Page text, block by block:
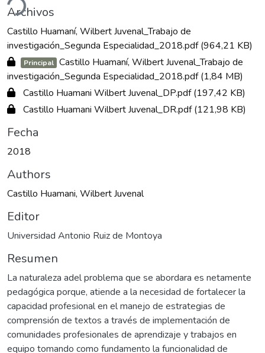
Archivos
Castillo Huamaní, Wilbert Juvenal_Trabajo de
investigación_Segunda Especialidad_2018.pdf(964,21 KB)
Principal Castillo Huamaní, Wilbert Juvenal_Trabajo de
investigación_Segunda Especialidad_2018.pdf(1,84 MB)
Castillo Huamani Wilbert Juvenal_DP.pdf(197,42 KB)
Castillo Huamani Wilbert Juvenal_DR.pdf(121,98 KB)
Fecha
2018
Authors
Castillo Huamani, Wilbert Juvenal
Editor
Universidad Antonio Ruiz de Montoya
Resumen
La naturaleza adel problema que se abordara es netamente
pedagógica porque, atiende a la necesidad de fortalecer la
capacidad profesional en el manejo de estrategias de
comprensión de textos a través de implementación de
comunidades profesionales de aprendizaje y trabajos en
equipo tomando como fundamento la funcionalidad de